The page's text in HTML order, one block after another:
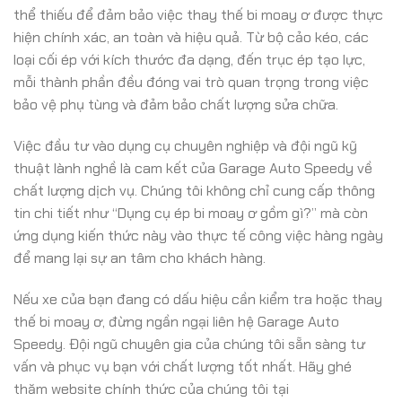
thể thiếu để đảm bảo việc thay thế bi moay ơ được thực
hiện chính xác, an toàn và hiệu quả. Từ bộ cảo kéo, các
loại cối ép với kích thước đa dạng, đến trục ép tạo lực,
mỗi thành phần đều đóng vai trò quan trọng trong việc
bảo vệ phụ tùng và đảm bảo chất lượng sửa chữa.
Việc đầu tư vào dụng cụ chuyên nghiệp và đội ngũ kỹ
thuật lành nghề là cam kết của Garage Auto Speedy về
chất lượng dịch vụ. Chúng tôi không chỉ cung cấp thông
tin chi tiết như “Dụng cụ ép bi moay ơ gồm gì?” mà còn
ứng dụng kiến thức này vào thực tế công việc hàng ngày
để mang lại sự an tâm cho khách hàng.
Nếu xe của bạn đang có dấu hiệu cần kiểm tra hoặc thay
thế bi moay ơ, đừng ngần ngại liên hệ Garage Auto
Speedy. Đội ngũ chuyên gia của chúng tôi sẵn sàng tư
vấn và phục vụ bạn với chất lượng tốt nhất. Hãy ghé
thăm website chính thức của chúng tôi tại